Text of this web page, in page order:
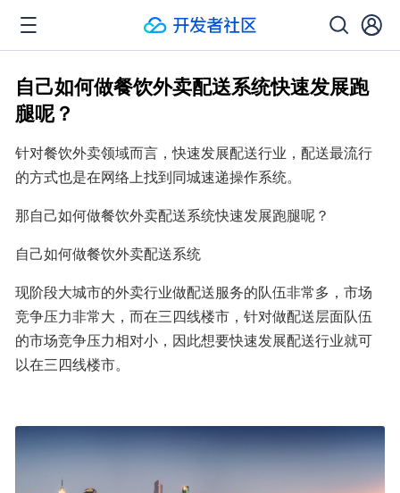
自己如何做餐饮外卖配送系统快速发展跑
腿呢？
针对餐饮外卖领域而言，快速发展配送行业，配送最流行
的方式也是在网络上找到同城速递操作系统。
那自己如何做餐饮外卖配送系统快速发展跑腿呢？
自己如何做餐饮外卖配送系统
现阶段大城市的外卖行业做配送服务的队伍非常多，市场
竞争压力非常大，而在三四线楼市，针对做配送层面队伍
的市场竞争压力相对小，因此想要快速发展配送行业就可
以在三四线楼市。